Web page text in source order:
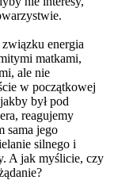
energia
matkami,
ale nie
w początkowej
był pod
reagujemy
sama jego
silnego i
A jak myślicie, czy